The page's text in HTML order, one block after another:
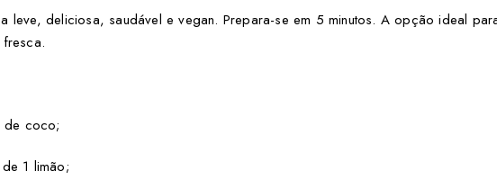
leve, deliciosa, saudável e vegan. Prepara-se em 5 minutos. A opção ideal
de coco;
1 limão;